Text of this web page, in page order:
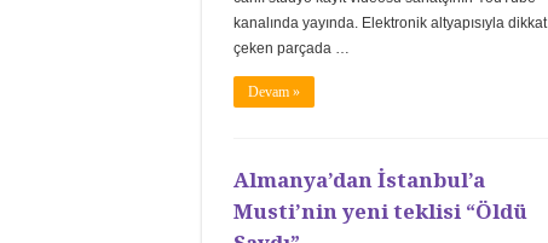
kanalında yayında. Elektronik altyapısıyla dikkat
çeken parçada …
Devam »
Almanya’dan İstanbul’a
Musti’nin yeni teklisi “Öldü